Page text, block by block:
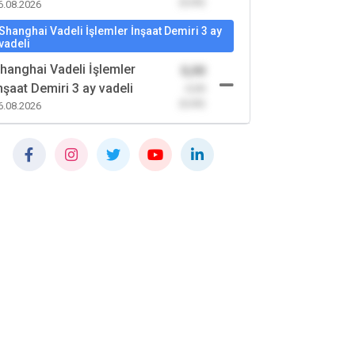
Vadeli İşlemler İnşaat Demiri 3 ay
Vadeli İşlemler
Demiri 3 ay vadeli